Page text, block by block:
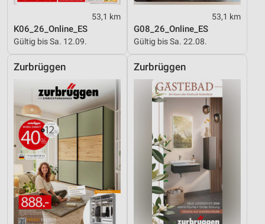
53,1 km
K06_26_Online_ES
Gültig bis Sa. 12.09.
53,1 km
G08_26_Online_ES
Gültig bis Sa. 22.08.
Zurbrüggen Zurbrüggen
Analyse von Zielgruppen durch Statistiken oder
Kombinationen von Daten aus verschiedenen
Quellen
Entwicklung und Verbesserung der Angebote
Verwendung reduzierter Daten zur Auswahl von
Inhalten
IAB-Besonderheiten:
Verwendung genauer Standortdaten
Geräte anhand von aktiv angeforderten
Informationen identifizieren
Nicht-IAB-Verarbeitungszwecke:
Notwendig